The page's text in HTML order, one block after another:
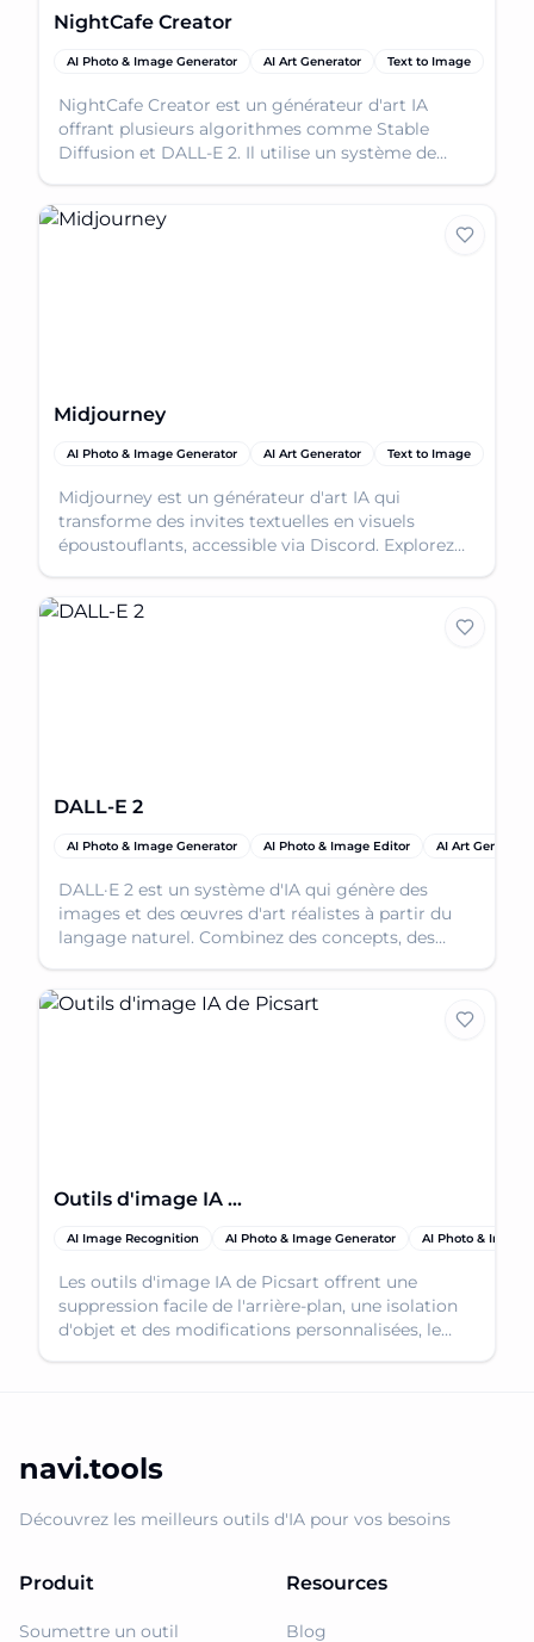
NightCafe Creator
AI Photo & Image Generator AI Art Generator Text to Image
NightCafe Creator est un générateur d'art IA
offrant plusieurs algorithmes comme Stable
Diffusion et DALL-E 2. Il utilise un système de
Midjourney
AI Photo & Image Generator AI Art Generator Text to Image
Midjourney est un générateur d'art IA qui
transforme des invites textuelles en visuels
époustouflants, accessible via Discord. Explorez
DALL-E 2
AI Photo & Image Generator AI Photo & Image Editor AI Art Generator
DALL·E 2 est un système d'IA qui génère des
images et des œuvres d'art réalistes à partir du
langage naturel. Combinez des concepts, des
Outils d'image IA de Picsart
AI Image Recognition AI Photo & Image Generator AI Photo & Image
Les outils d'image IA de Picsart offrent une
suppression facile de l'arrière-plan, une isolation
d'objet et des modifications personnalisées, le
navi.tools
Découvrez les meilleurs outils d'IA pour vos besoins
Produit
Soumettre un outil
Resources
Blog